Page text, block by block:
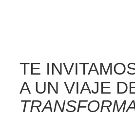
TE
A UN VIAJE